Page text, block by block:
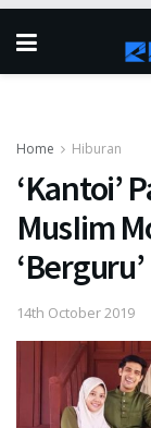
Home Hiburan
‘Kantoi’
MusIim
14th October 2019